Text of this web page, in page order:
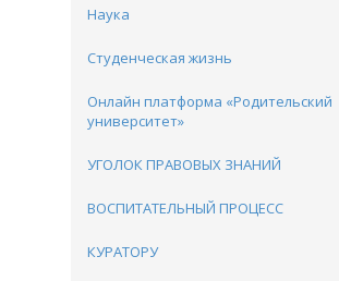
Наука
Студенческая жизнь
Онлайн платформа «Родительский
университет»
УГОЛОК ПРАВОВЫХ ЗНАНИЙ
ВОСПИТАТЕЛЬНЫЙ ПРОЦЕСС
КУРАТОРУ